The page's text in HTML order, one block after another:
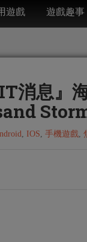
遊戲 遊戲趣事
消息』
, IOS, 手機遊戲,